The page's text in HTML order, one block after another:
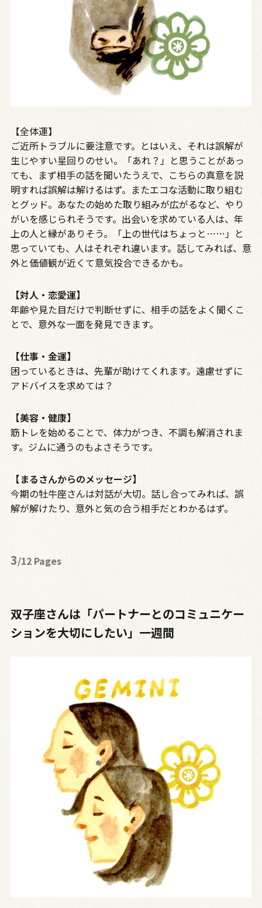
【全体運】
ご近所トラブルに要注意です。とはいえ、それは誤解が
生じやすい星回りのせい。「あれ？」と思うことがあっ
ても、まず相手の話を聞いたうえで、こちらの真意を説
明すれば誤解は解けるはず。またエコな活動に取り組む
とグッド。あなたの始めた取り組みが広がるなど、やり
がいを感じられそうです。出会いを求めている人は、年
上の人と縁がありそう。「上の世代はちょっと……」と
思っていても、人はそれぞれ違います。話してみれば、意
外と価値観が近くて意気投合できるかも。
【対人・恋愛運】
年齢や見た目だけで判断せずに、相手の話をよく聞くこ
とで、意外な一面を発見できます。
【仕事・金運】
困っているときは、先輩が助けてくれます。遠慮せずに
アドバイスを求めては？
【美容・健康】
筋トレを始めることで、体力がつき、不調も解消されま
す。ジムに通うのもよさそうです。
【まるさんからのメッセージ】
今期の牡牛座さんは対話が大切。話し合ってみれば、誤
解が解けたり、意外と気の合う相手だとわかるはず。
3/12 Pages
双子座さんは「パートナーとのコミュニケー
ションを大切にしたい」一週間